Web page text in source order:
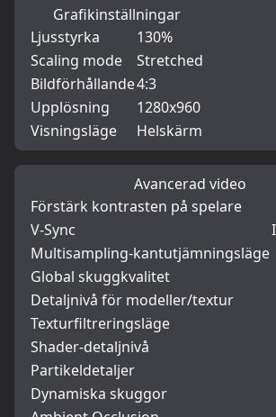
Grafikinställningar
Ljusstyrka
130%
Scaling mode
Stretched
Bildförhållande4:3
Upplösning
1280x960
Visningsläge
Helskärm
Avancerad video
Förstärk kontrasten på spelare
V-Sync
Multisampling-kantutjämningsläge
Global skuggkvalitet
Detaljnivå för modeller/textur
Texturfiltreringsläge
Shader-detaljnivå
Partikeldetaljer
Dynamiska skuggor